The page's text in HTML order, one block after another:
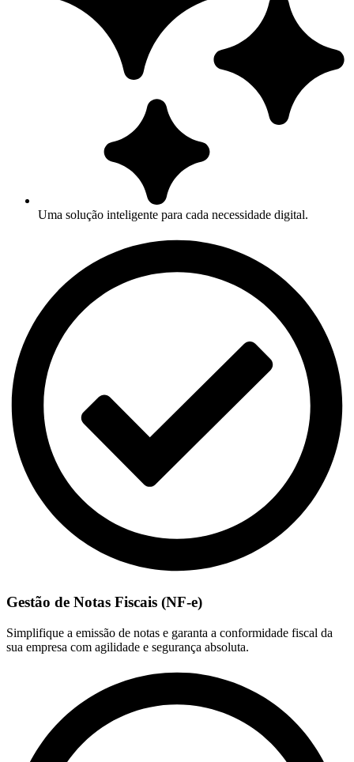
Uma solução inteligente para cada necessidade digital.
Gestão de Notas Fiscais (NF-e)
Simplifique a emissão de notas e garanta a conformidade fiscal da
sua empresa com agilidade e segurança absoluta.